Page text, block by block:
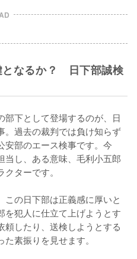
となるか？ 日下部誠検
部下として登場するのが、日
。過去の裁判では負け知らず
安部のエース検事です。今
当し、ある意味、毛利小五郎
ターです。
この日下部は正義感に厚いと
を犯人に仕立て上げようとす
頼したり、送検しようとする
素振りを見せます。